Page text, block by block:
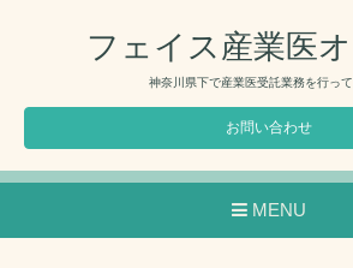
フェイス産業医
神奈川県下で産業医受託業務を行っ
お問い合わせ
MENU